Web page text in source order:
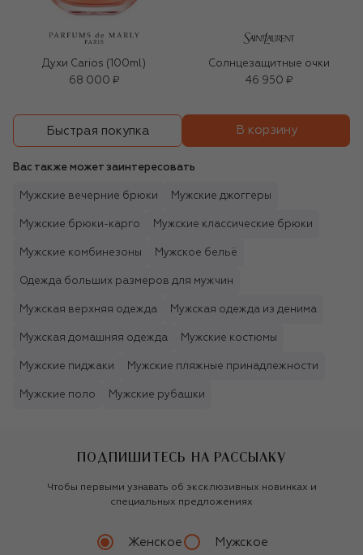
Духи Carios (100ml)
68 000 ₽
Солнцезащитные очки
46 950 ₽
Быстрая покупка В корзину
Вас также может заинтересовать
Мужские вечерние брюки Мужские джоггеры
Мужские брюки-карго Мужские классические брюки
Мужские комбинезоны Мужское бельё
Одежда больших размеров для мужчин
Мужская верхняя одежда Мужская одежда из денима
Мужская домашняя одежда Мужские костюмы
Мужские пиджаки Мужские пляжные принадлежности
Мужские поло Мужские рубашки
ПОДПИШИТЕСЬ НА РАССЫЛКУ
Чтобы первыми узнавать об эксклюзивных новинках и
специальных предложениях
Женское Мужское